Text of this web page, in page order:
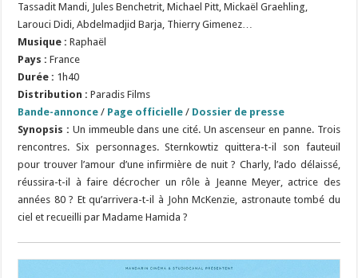
Tassadit Mandi, Jules Benchetrit, Michael Pitt, Mickaël Graehling,
Larouci Didi, Abdelmadjid Barja, Thierry Gimenez…
Musique : Raphaël
Pays : France
Durée : 1h40
Distribution : Paradis Films
Bande-annonce / Page officielle / Dossier de presse
Synopsis : Un immeuble dans une cité. Un ascenseur en panne. Trois
rencontres. Six personnages. Sternkowtiz quittera-t-il son fauteuil
pour trouver l’amour d’une infirmière de nuit ? Charly, l’ado délaissé,
réussira-t-il à faire décrocher un rôle à Jeanne Meyer, actrice des
années 80 ? Et qu’arrivera-t-il à John McKenzie, astronaute tombé du
ciel et recueilli par Madame Hamida ?